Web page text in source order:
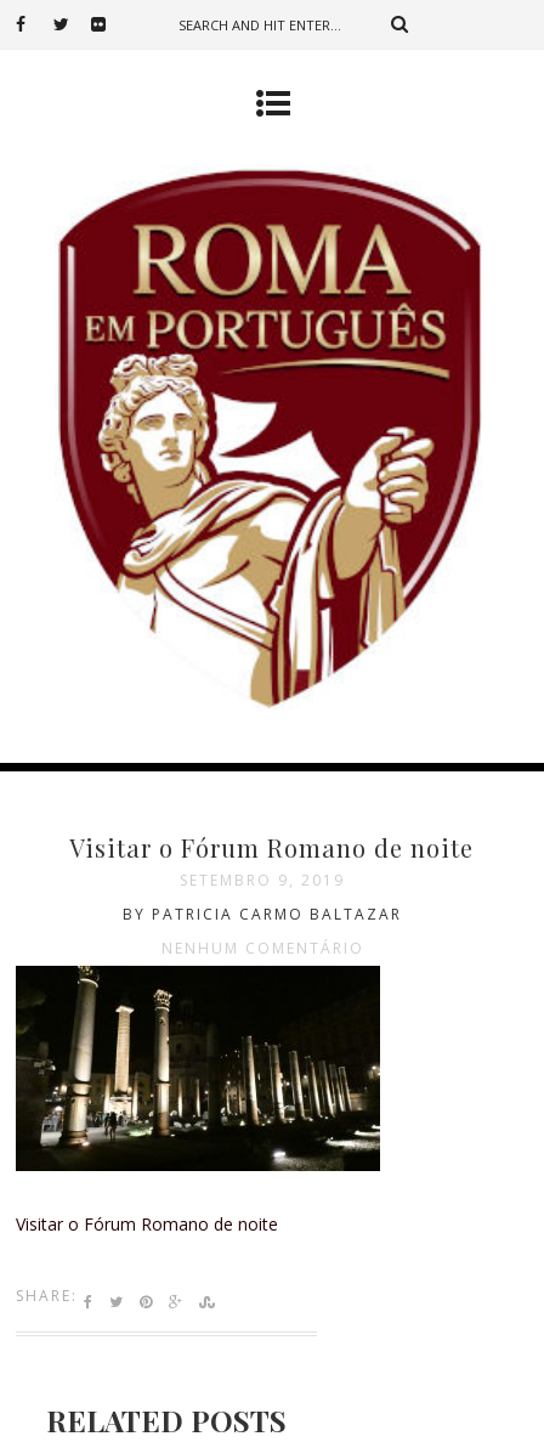
Visitar o Fórum Romano de noite
SETEMBRO 9, 2019
BY PATRICIA CARMO BALTAZAR
NENHUM COMENTÁRIO
Visitar o Fórum Romano de noite
SHARE:
RELATED POSTS